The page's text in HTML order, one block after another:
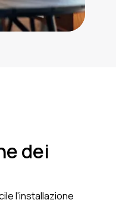
dei
l'installazione